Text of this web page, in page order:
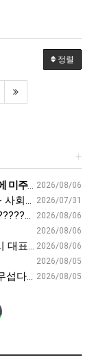
정렬
+
2026/08/06
동포신문
2026/07/31
뉴스
2026/08/06
2026/08/06
2026/08/06
리얼 ep.2]
2026/08/05
2026/08/05
의 아마존